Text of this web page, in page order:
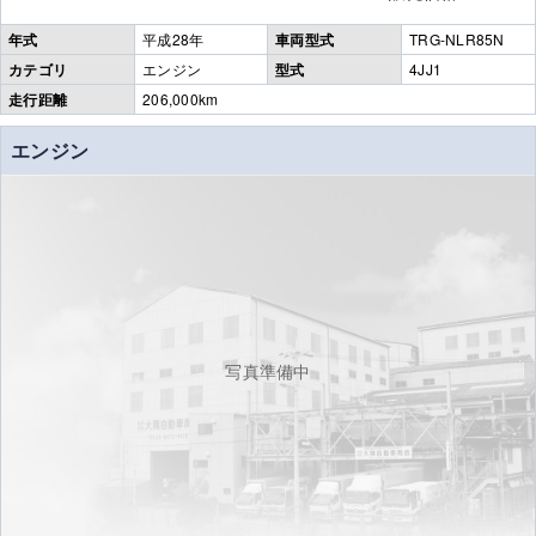
年式 平成28年 車両型式 TRG-NLR85N
カテゴリ エンジン 型式 4JJ1
走行距離 206,000km
エンジン
写真準備中